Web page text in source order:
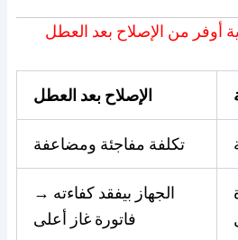
أوفر من الإصلاح بعد العطل
الإصلاح بعد العطل
تكلفة مفاجئة ومضاعفة
الجهاز بيفقد كفاءته →
فاتورة غاز أعلى